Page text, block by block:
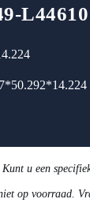
L44610
u een
op voorraad.